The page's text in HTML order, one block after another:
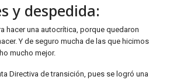
y despedida:
hacer una autocrítica, porque quedaron
Y de seguro mucha de las que hicimos
mucho mejor.
Directiva de transición, pues se logró una